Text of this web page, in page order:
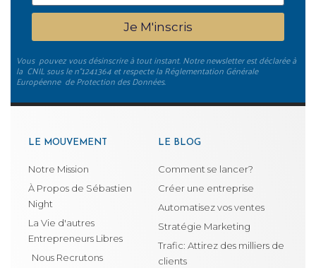
Je M'inscris
Vous pouvez vous désinscrire à tout instant. Notre newsletter est déclarée à
la CNIL sous le n°1241364 et respecte la Réglementation Générale
Européenne de Protection des Données.
LE MOUVEMENT
Notre Mission
À Propos de Sébastien
Night
La Vie d'autres
Entrepreneurs Libres
Nous Recrutons
LE BLOG
Comment se lancer?
Créer une entreprise
Automatisez vos ventes
Stratégie Marketing
Trafic: Attirez des milliers de
clients